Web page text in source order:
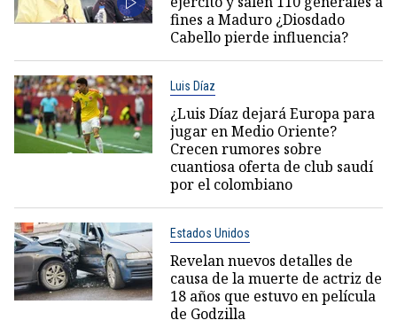
fines a Maduro ¿Diosdado
Cabello pierde influencia?
Luis Díaz
¿Luis Díaz dejará Europa para
jugar en Medio Oriente?
Crecen rumores sobre
cuantiosa oferta de club saudí
por el colombiano
Estados Unidos
Revelan nuevos detalles de
causa de la muerte de actriz de
18 años que estuvo en película
de Godzilla